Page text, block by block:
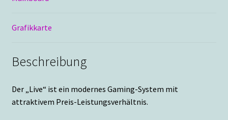
Grafikkarte
Beschreibung
Der „Live“ ist ein modernes Gaming-System mit
attraktivem Preis-Leistungsverhältnis.